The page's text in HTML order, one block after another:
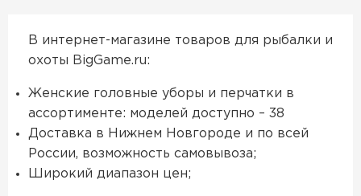
В интернет-магазине товаров для рыбалки и
охоты BigGame.ru:
Женские головные уборы и перчатки в
ассортименте: моделей доступно – 38
Доставка в Нижнем Новгороде и по всей
России, возможность самовывоза;
Широкий диапазон цен;